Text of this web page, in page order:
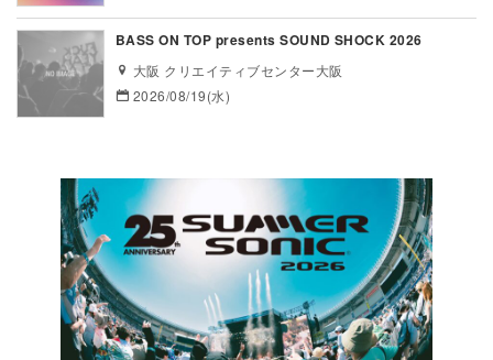
BASS ON TOP presents SOUND SHOCK 2026
大阪 クリエイティブセンター大阪
2026/08/19(水)